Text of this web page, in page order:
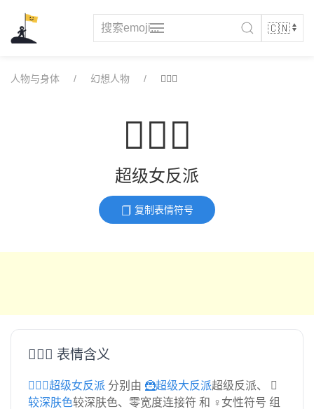
content
人物与身体 幻想人物 🦹🏾‍♀️
🦹🏾‍♀️
超级女反派
复制表情符号
🦹🏾‍♀️ 表情含义
🦹🏾‍♀️超级女反派 分别由 🦹超级大反派超级反派、
较深肤色较深肤色、零宽度连接符 和 ♀女性符号 组